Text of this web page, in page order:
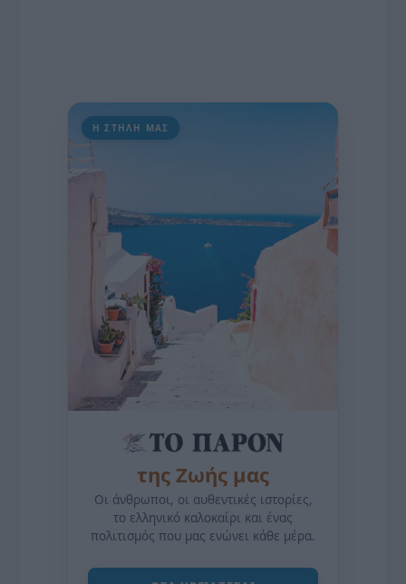
Η ΣΤΗΛΗ ΜΑΣ
της Ζωής μας
Οι άνθρωποι, οι αυθεντικές ιστορίες,
το ελληνικό καλοκαίρι και ένας
πολιτισμός που μας ενώνει κάθε μέρα.